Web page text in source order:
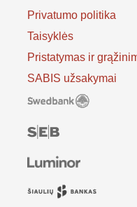
Privatumo politika
Taisyklės
Pristatymas ir
SABIS užsakymai